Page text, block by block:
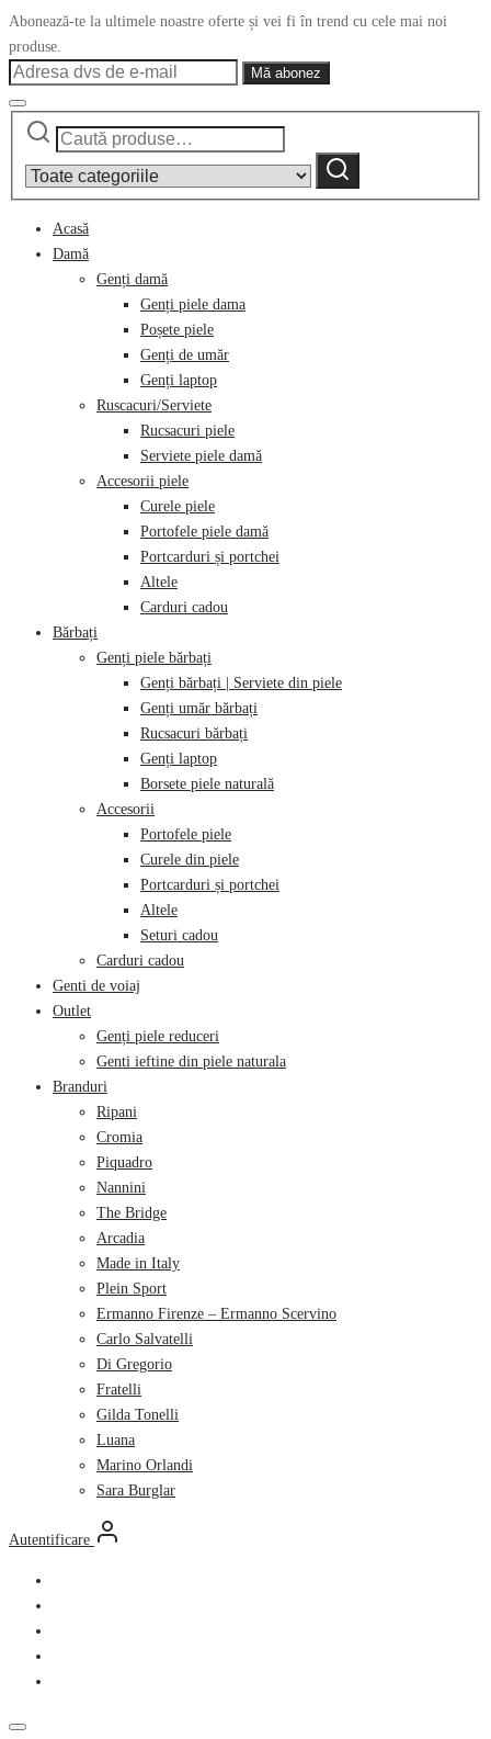
Abonează-te la ultimele noastre oferte și vei fi în trend cu cele mai noi
produse.
Caută
category:
Caută
Acasă
Damă
Genți damă
Genți piele dama
Poșete piele
Genți de umăr
Genți laptop
Ruscacuri/Serviete
Rucsacuri piele
Serviete piele damă
Accesorii piele
Curele piele
Portofele piele damă
Portcarduri și portchei
Altele
Carduri cadou
Bărbați
Genți piele bărbați
Genți bărbați | Serviete din piele
Genți umăr bărbați
Rucsacuri bărbați
Genți laptop
Borsete piele naturală
Accesorii
Portofele piele
Curele din piele
Portcarduri și portchei
Altele
Seturi cadou
Carduri cadou
Genti de voiaj
Outlet
Genți piele reduceri
Genti ieftine din piele naturala
Branduri
Ripani
Cromia
Piquadro
Nannini
The Bridge
Arcadia
Made in Italy
Plein Sport
Ermanno Firenze – Ermanno Scervino
Carlo Salvatelli
Di Gregorio
Fratelli
Gilda Tonelli
Luana
Marino Orlandi
Sara Burglar
Autentificare